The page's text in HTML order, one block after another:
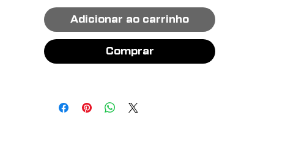
Adicionar ao carrinho
Comprar